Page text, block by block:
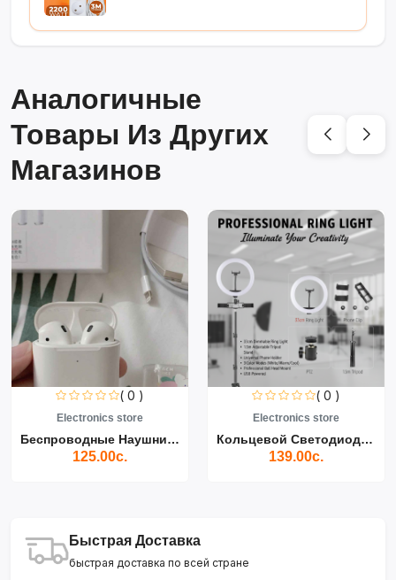
Аналогичные
Товары Из Других
Магазинов
( 0 )
Electronics store
Беспроводные Наушники Air...
125.00с.
( 0 )
Electronics store
Кольцевой Светодиодный Св...
139.00с.
Быстрая Доставка
быстрая доставка по всей стране